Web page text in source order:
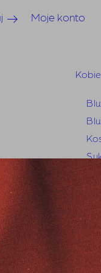
Moje konto